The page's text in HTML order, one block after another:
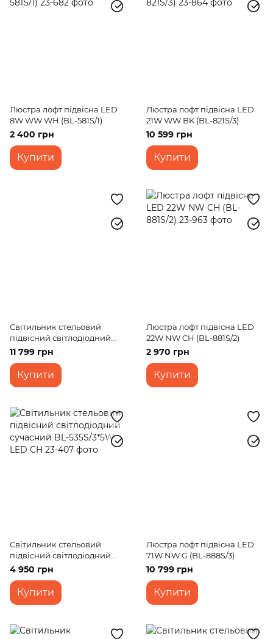
Люстра лофт підвісна LED
8W WW WH (BL-581S/1)
2 400 грн
Купити
Люстра лофт підвісна LED
21W WW BK (BL-821S/3)
10 599 грн
Купити
Світильник стельовий
підвісний світлодіодний
BR-980S/35W WH led
11 799 грн
Купити
Люстра лофт підвісна LED
22W NW CH (BL-881S/2)
2 970 грн
Купити
Світильник стельовий
підвісний світлодіодний
сучасний BL-535S/3*5W LED
4 950 грн
Купити
Люстра лофт підвісна LED
71W NW G (BL-888S/3)
10 799 грн
Купити